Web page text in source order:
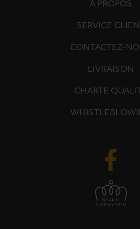
À PROPOS
SERVICE
CONTACTEZ-
LIVRAISON
CHARTE